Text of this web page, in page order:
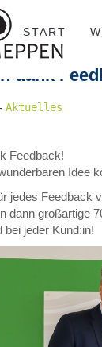
START
dank
Aktuelles
Feedback!
Idee
jedes Feedback
dann großartige
bei jeder Kund:in!